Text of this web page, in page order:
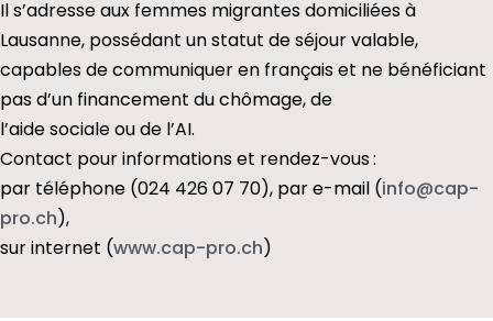
Il s’adresse aux femmes migrantes domiciliées à
Lausanne, possédant un statut de séjour valable,
capables de communiquer en français et ne bénéficiant
pas d’un financement du chômage, de
l’aide sociale ou de l’AI.
Contact pour informations et rendez-vous :
par téléphone (024 426 07 70), par e-mail (info@cap-
pro.ch),
sur internet (www.cap-pro.ch)